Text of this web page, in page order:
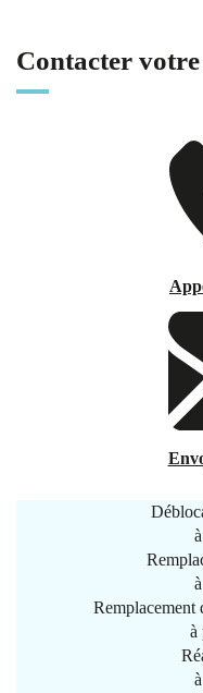
Contacter
Remplacement
à